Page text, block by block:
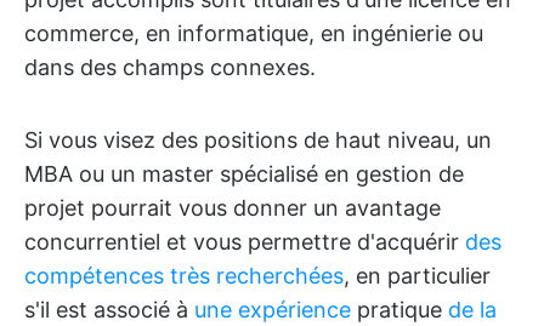
commerce, en informatique, en ingénierie ou
dans des champs connexes.
Si vous visez des positions de haut niveau, un
MBA ou un master spécialisé en gestion de
projet pourrait vous donner un avantage
concurrentiel et vous permettre d'acquérir des
compétences très recherchées, en particulier
s'il est associé à une expérience pratique de la